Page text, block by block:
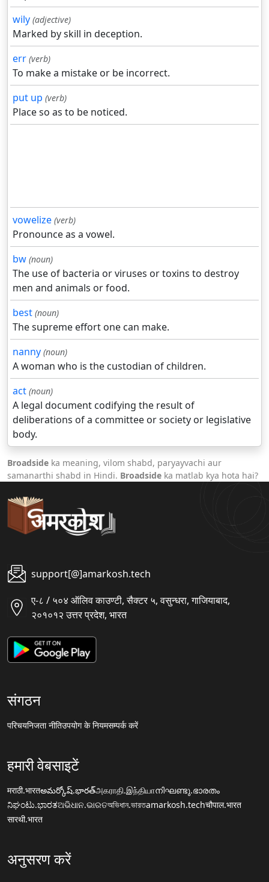
wily (adjective)
Marked by skill in deception.
err (verb)
To make a mistake or be incorrect.
put up (verb)
Place so as to be noticed.
vowelize (verb)
Pronounce as a vowel.
bw (noun)
The use of bacteria or viruses or toxins to destroy
men and animals or food.
best (noun)
The supreme effort one can make.
nanny (noun)
A woman who is the custodian of children.
act (noun)
A legal document codifying the result of
deliberations of a committee or society or legislative
body.
Broadside ka meaning, vilom shabd, paryayvachi aur
samanarthi shabd in Hindi. Broadside ka matlab kya hota hai?
support[@]amarkosh.tech
ए-८ / ५०४ ऑलिव काउण्टी, सैक्टर ५, वसुन्धरा, गाजियाबाद,
२०१०१२ उत्तर प्रदेश, भारत
संगठन
परिचयनिजता नीतिउपयोग के नियमसम्पर्क करें
हमारी वेबसाइटें
मराठी.भारतఅమర్కోష్.భారత్அகராதி.இந்தியாനിഘണ്ടു.ഭാരതം
ನಿಘಂಟು.ಭಾರತଅଭିଧାନ.ଭାରତঅভিধান.ভারতamarkosh.techचौपाल.भारत
सारथी.भारत
अनुसरण करें